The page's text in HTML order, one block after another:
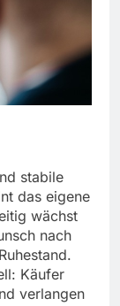
stabile
das eigene
wächst
nach
Käufer
verlangen